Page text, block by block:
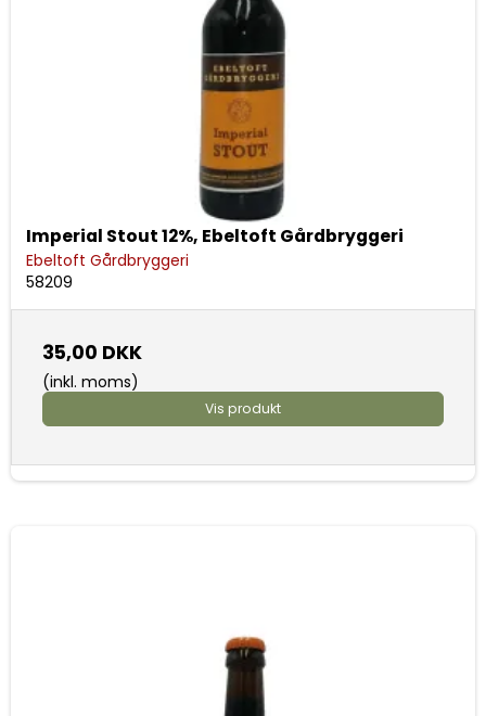
Imperial Stout 12%, Ebeltoft Gårdbryggeri
Ebeltoft Gårdbryggeri
58209
35,00 DKK
(inkl. moms)
Vis produkt